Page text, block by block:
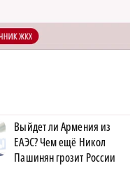
Выйдет ли Армения из
ЕАЭС? Чем ещё Никол
Пашинян грозит России